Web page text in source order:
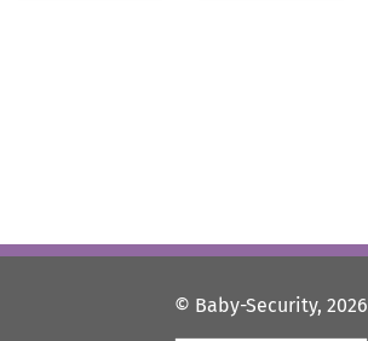
© Baby-Security, 2026